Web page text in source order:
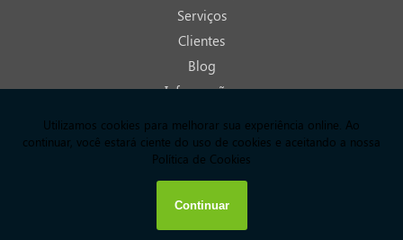
Serviços
Clientes
Blog
Informações
Contato
Mapa do site